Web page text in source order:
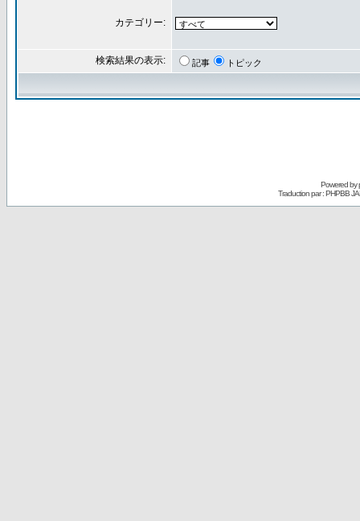
カテゴリー:
検索結果の表示: 記事 トピック
Powered by
Traduction par : PHPBB